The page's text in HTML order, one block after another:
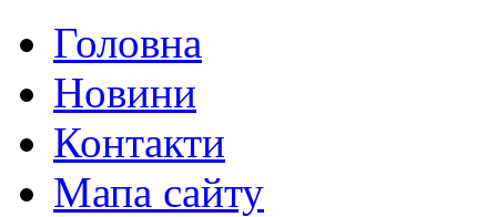
Головна
Новини
Контакти
Мапа сайту